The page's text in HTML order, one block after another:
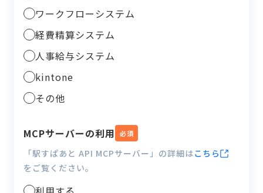
ワークフローシステム
経費精算システム
人事給与システム
kintone
その他
MCPサーバーの利用 必須
「駅すぱあと API MCPサーバー」の詳細はこちら
をご覧ください。